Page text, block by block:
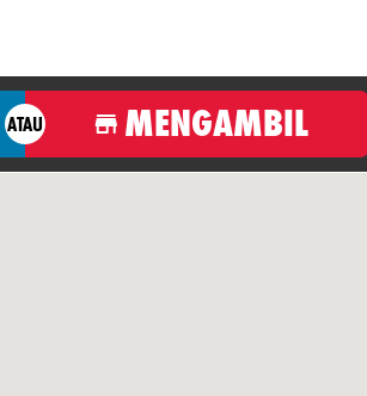
ATAU MENGAMBIL